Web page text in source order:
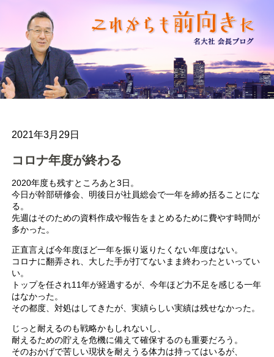
2021年3月29日
コロナ年度が終わる
2020年度も残すところあと3日。
今日が幹部研修会、明後日が社員総会で一年を締め括ることにな
る。
先週はそのための資料作成や報告をまとめるために費やす時間が
多かった。
正直言えば今年度ほど一年を振り返りたくない年度はない。
コロナに翻弄され、大した手が打てないまま終わったといってい
い。
トップを任され11年が経過するが、今年ほど力不足を感じる一年
はなかった。
その都度、対処はしてきたが、実績らしい実績は残せなかった。
じっと耐えるのも戦略かもしれないし、
耐えるための貯えを危機に備えて確保するのも重要だろう。
そのおかげで苦しい現状を耐えうる体力は持ってはいるが、